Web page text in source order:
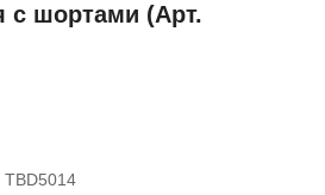
с шортами (Арт.